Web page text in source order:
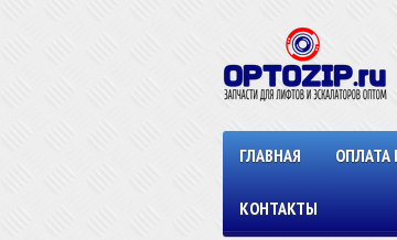
ГЛАВНАЯ ОПЛАТА
КОНТАКТЫ